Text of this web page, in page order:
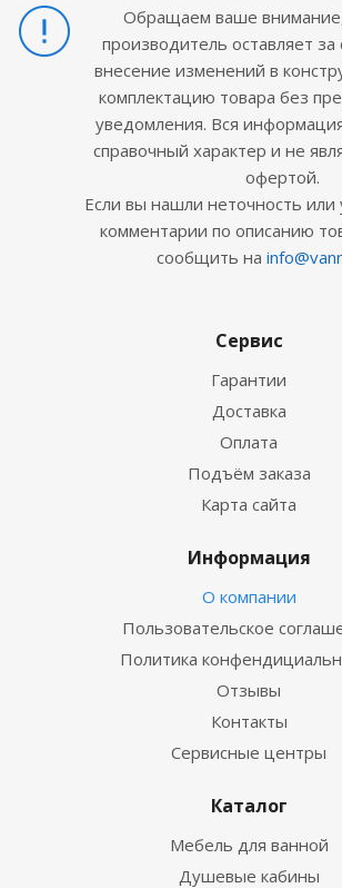
Обращаем ваше
производитель оставляет за
внесение изменений в
комплектацию товара без
уведомления. Вся
справочный характер и не
офертой.
Если вы нашли неточность или
комментарии по описанию
сообщить на
Сервис
Гарантии
Доставка
Оплата
Подъём заказа
Карта сайта
Информация
О компании
Пользовательское
Политика
Отзывы
Контакты
Сервисные центры
Каталог
Мебель для ванной
Душевые кабины